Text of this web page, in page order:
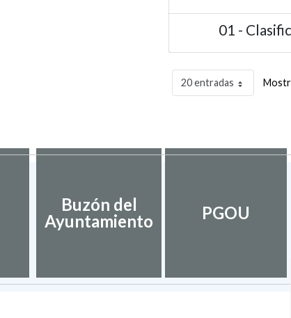
01 -
20 entradas
Buzón del
Ayuntamiento
PGOU